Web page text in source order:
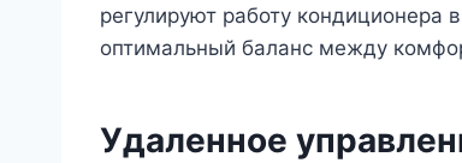
регулируют работу кондиционера
оптимальный баланс между
Удаленное